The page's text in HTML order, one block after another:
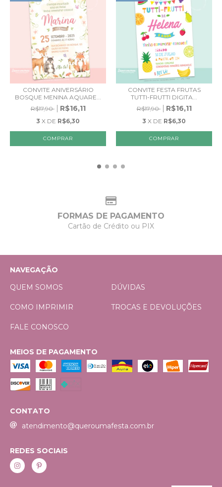
CONVITE ANIVERSÁRIO
BOSQUE MENINA AQUARE...
R$17,90
R$16,11
3 X DE R$6,30
CONVITE FESTA FRUTAS
TUTTI-FRUTTI DIGITA...
R$17,90
R$16,11
3 X DE R$6,30
FORMAS DE PAGAMENTO
Cartão de Crédito ou PIX
NAVEGAÇÃO
QUEM SOMOS
DÚVIDAS
COMO IMPRIMIR TROCAS E DEVOLUÇÕES
FALE CONOSCO
MEIOS DE PAGAMENTO
CONTATO
atendimento@queroumafesta.com.br
REDES SOCIAIS